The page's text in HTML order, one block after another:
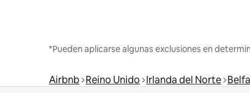
*Pueden aplicarse algunas exclusiones en
Airbnb Reino Unido Irlanda del Norte